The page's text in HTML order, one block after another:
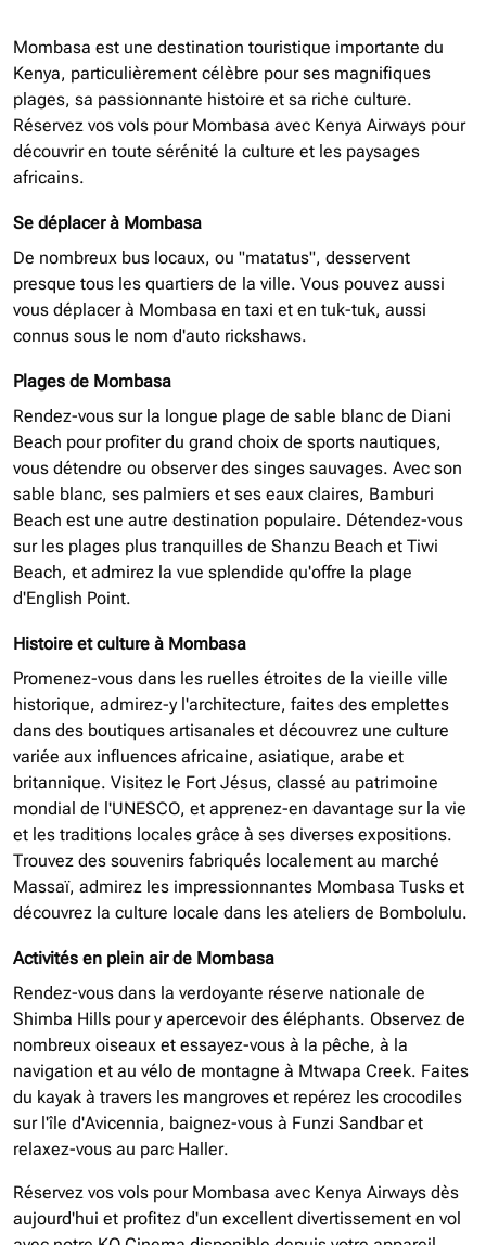
Mombasa est une destination touristique importante du
Kenya, particulièrement célèbre pour ses magnifiques
plages, sa passionnante histoire et sa riche culture.
Réservez vos vols pour Mombasa avec Kenya Airways pour
découvrir en toute sérénité la culture et les paysages
africains.
Se déplacer à Mombasa
De nombreux bus locaux, ou "matatus", desservent
presque tous les quartiers de la ville. Vous pouvez aussi
vous déplacer à Mombasa en taxi et en tuk-tuk, aussi
connus sous le nom d'auto rickshaws.
Plages de Mombasa
Rendez-vous sur la longue plage de sable blanc de Diani
Beach pour profiter du grand choix de sports nautiques,
vous détendre ou observer des singes sauvages. Avec son
sable blanc, ses palmiers et ses eaux claires, Bamburi
Beach est une autre destination populaire. Détendez-vous
sur les plages plus tranquilles de Shanzu Beach et Tiwi
Beach, et admirez la vue splendide qu'offre la plage
d'English Point.
Histoire et culture à Mombasa
Promenez-vous dans les ruelles étroites de la vieille ville
historique, admirez-y l'architecture, faites des emplettes
dans des boutiques artisanales et découvrez une culture
variée aux influences africaine, asiatique, arabe et
britannique. Visitez le Fort Jésus, classé au patrimoine
mondial de l'UNESCO, et apprenez-en davantage sur la vie
et les traditions locales grâce à ses diverses expositions.
Trouvez des souvenirs fabriqués localement au marché
Massaï, admirez les impressionnantes Mombasa Tusks et
découvrez la culture locale dans les ateliers de Bombolulu.
Activités en plein air de Mombasa
Rendez-vous dans la verdoyante réserve nationale de
Shimba Hills pour y apercevoir des éléphants. Observez de
nombreux oiseaux et essayez-vous à la pêche, à la
navigation et au vélo de montagne à Mtwapa Creek. Faites
du kayak à travers les mangroves et repérez les crocodiles
sur l'île d'Avicennia, baignez-vous à Funzi Sandbar et
relaxez-vous au parc Haller.
Réservez vos vols pour Mombasa avec Kenya Airways dès
aujourd'hui et profitez d'un excellent divertissement en vol